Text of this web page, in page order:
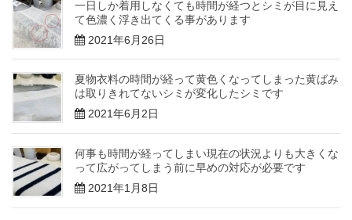
一日しか着用しなくても時間が経つとシミが目に見え
て色濃く浮き出てくる事があります
2021年6月26日
夏物衣料の時間が経って黄色くなってしまった黄ばみ
は取りきれてないシミが変化したシミです
2021年6月2日
何事も時間が経ってしまい現在の状況よりも大きくな
って広がってしまう前に早めの対応が必要です
2021年1月8日